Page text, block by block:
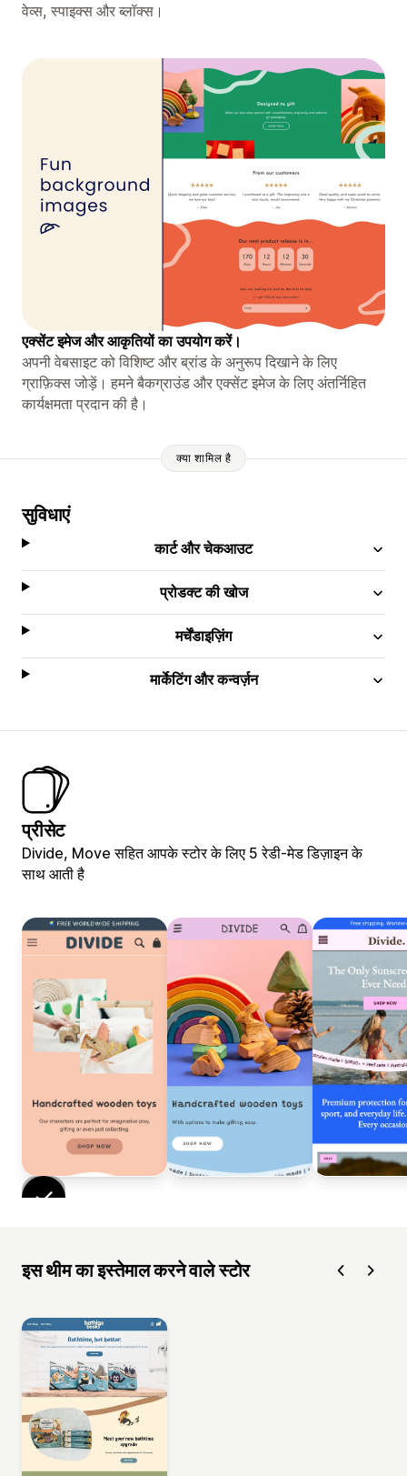
वेव्स, स्पाइक्स और ब्लॉक्स।
एक्सेंट इमेज और आकृतियों का उपयोग करें।
अपनी वेबसाइट को विशिष्ट और ब्रांड के अनुरूप दिखाने के लिए
ग्राफ़िक्स जोड़ें। हमने बैकग्राउंड और एक्सेंट इमेज के लिए अंतर्निहित
कार्यक्षमता प्रदान की है।
क्या शामिल है
सुविधाएं
कार्ट और चेकआउट
प्रोडक्ट की खोज
मर्चेंडाइज़िंग
मार्केटिंग और कन्वर्ज़न
प्रीसेट
Divide, Move सहित आपके स्टोर के लिए 5 रेडी-मेड डिज़ाइन के
साथ आती है
इस थीम का इस्तेमाल करने वाले स्टोर